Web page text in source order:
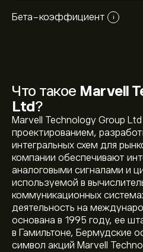
Бета-коэффициент i
Что такое Marvell
Ltd?
Marvell Technology Group
проектированием,
интегральных схем для
компании обеспечивают
аналоговыми сигналами и
используемой в
коммуникационных
деятельность на
основана в 1995 году, ее
в Гамильтоне, Бермудские
символ акций Marvell